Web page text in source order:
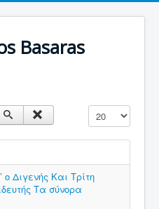
Basaras
Display #
ο Διγενής Και Τρίτη
Τα σύνορα